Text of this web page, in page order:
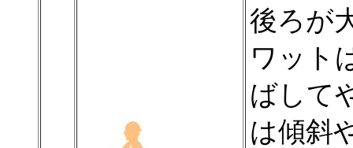
後ろが
ワット
ばして
は傾斜